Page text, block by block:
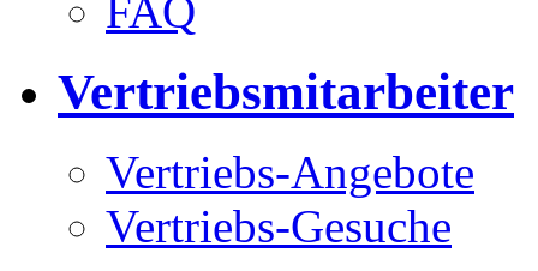
FAQ
Vertriebsmitarbeiter
Vertriebs-Angebote
Vertriebs-Gesuche